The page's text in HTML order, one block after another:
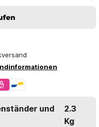
und
2.3
Kg